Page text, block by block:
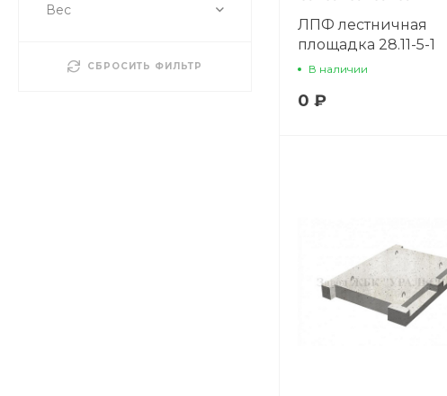
Вес
СБРОСИТЬ ФИЛЬТР
ЛПФ лестничная
площадка 28.11-5-1
В наличии
0 ₽